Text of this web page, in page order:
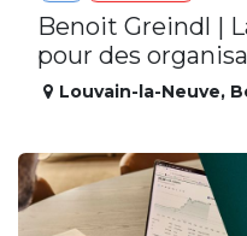
Benoit Greindl |
pour des
Louvain-la-Neuve,